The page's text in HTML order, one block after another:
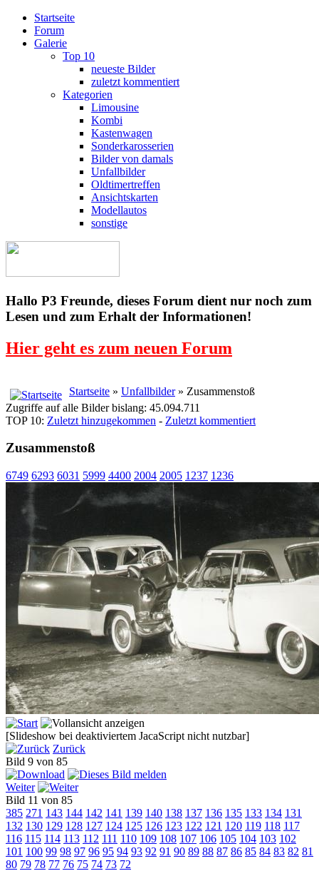
Startseite
Forum
Galerie
Top 10
neueste Bilder
zuletzt kommentiert
Kategorien
Limousine
Kombi
Kastenwagen
Sonderkarosserien
Bilder von damals
Unfallbilder
Oldtimertreffen
Ansichtskarten
Modellautos
sonstige
Hallo P3 Freunde, dieses Forum dient nur noch zum
Lesen und zum Erhalt der Informationen!
Hier geht es zum neuen Forum
Startseite » Unfallbilder» Zusammenstoß
Zugriffe auf alle Bilder bislang: 45.094.711
TOP 10: Zuletzt hinzugekommen - Zuletzt kommentiert
Zusammenstoß
6749 6293 6031 5999 4400 2004 2005 1237 1236
[Slideshow bei deaktiviertem JacaScript nicht nutzbar]
Zurück
Bild 9 von 85
Weiter
Bild 11 von 85
385 271 143 144 142 141 139 140 138 137 136 135 133 134 131
132 130 129 128 127 124 125 126 123 122 121 120 119 118 117
116 115 114 113 112 111 110 109 108 107 106 105 104 103 102
101 100 99 98 97 96 95 94 93 92 91 90 89 88 87 86 85 84 83 82 81
80 79 78 77 76 75 74 73 72